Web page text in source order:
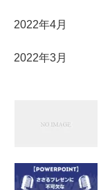
2022年4月
2022年3月